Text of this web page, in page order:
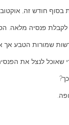
עובד במשרד ממשלתי מזה 33 שנים. מקבל פנסיה
לקבלת פנסיה מלאה.
לרשות שמורות הטבע
שאוכל לנצל את